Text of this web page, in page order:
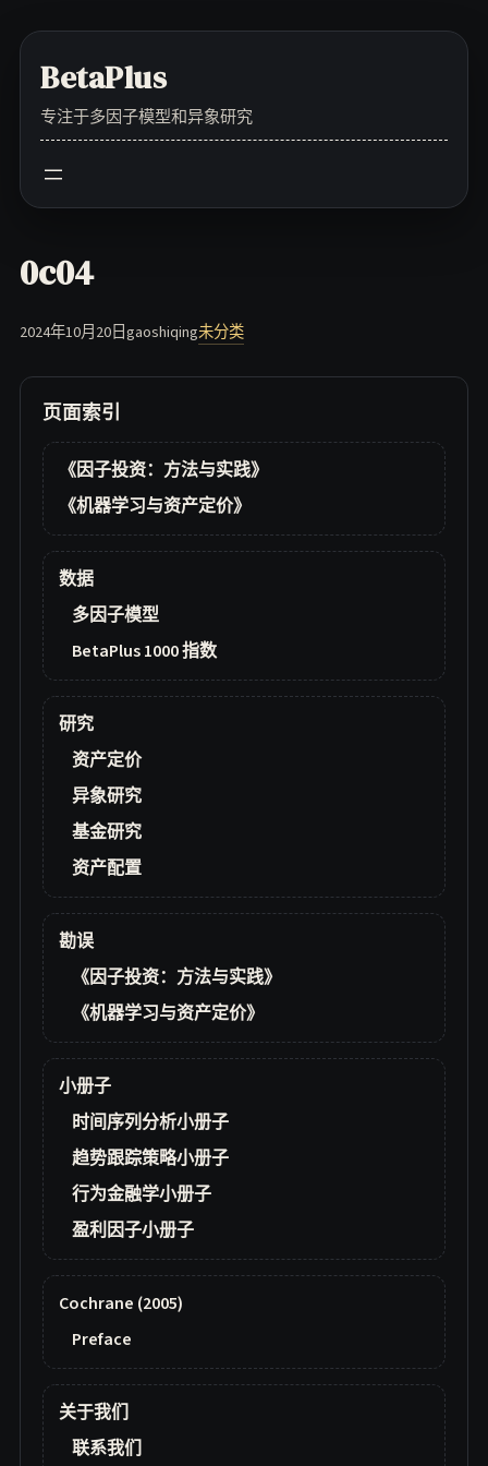
contentBetaPlus
专注于多因子模型和异象研究
0c04
2024年10月20日gaoshiqing未分类
页面索引
《因子投资：方法与实践》
《机器学习与资产定价》
数据
多因子模型
BetaPlus 1000 指数
研究
资产定价
异象研究
基金研究
资产配置
勘误
《因子投资：方法与实践》
《机器学习与资产定价》
小册子
时间序列分析小册子
趋势跟踪策略小册子
行为金融学小册子
盈利因子小册子
Cochrane (2005)
Preface
关于我们
联系我们